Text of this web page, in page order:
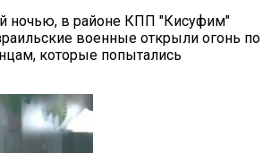
ночью, в районе КПП "Кисуфим"
военные открыли огонь по
которые попытались